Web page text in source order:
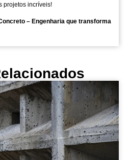
projetos incríveis!
– Engenharia que transforma